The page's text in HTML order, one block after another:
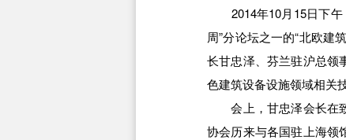
2014年10月15日下午
周”分论坛之一的“北欧建
长甘忠泽、芬兰驻沪总领
色建筑设备设施领域相关
会上，甘忠泽会长在致
协会历来与各国驻上海领